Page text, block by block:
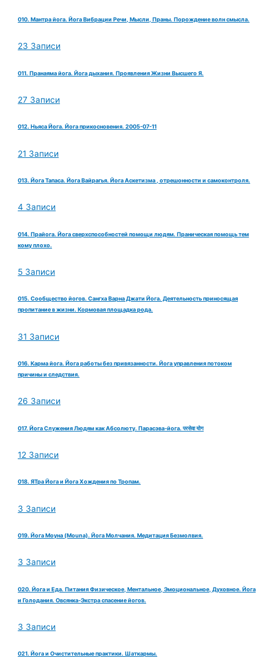
010. Мантра йога. Йога Вибрации Речи, Мысли, Праны. Порождение волн смысла.
23 Записи
011. Пранаяма йога. Йога дыхания. Проявления Жизни Высшего Я.
27 Записи
012. Ньяса Йога. Йога прикосновения. 2005-07-11
21 Записи
013. Йога Тапаса. Йога Вайрагья. Йога Аскетизма , отрешонности и самоконтроля.
4 Записи
014. Прайога. Йога сверхспособностей помощи людям. Праническая помощь тем
кому плохо.
5 Записи
015. Сообщество йогов. Сангха Варна Джати Йога. Деятельность приносящая
пропитание в жизни. Кормовая площадка рода.
31 Записи
016. Карма йога. Йога работы без привязанности. Йога управления потоком
причины и следствия.
26 Записи
017. Йога Служения Людям как Абсолюту. Парасэва-йога. परसेवा योग
12 Записи
018. ЯТра Йога и Йога Хождения по Тропам.
3 Записи
019. Йога Моуна (Mouna). Йога Молчания. Медитация Безмолвия.
3 Записи
020. Йога и Еда. Питания Физическое, Ментальное, Эмоциональное, Духовное. Йога
и Голодания. Овсянка-Экстра спасение йогов.
3 Записи
021. Йога и Очистительные практики. Шаткармы.